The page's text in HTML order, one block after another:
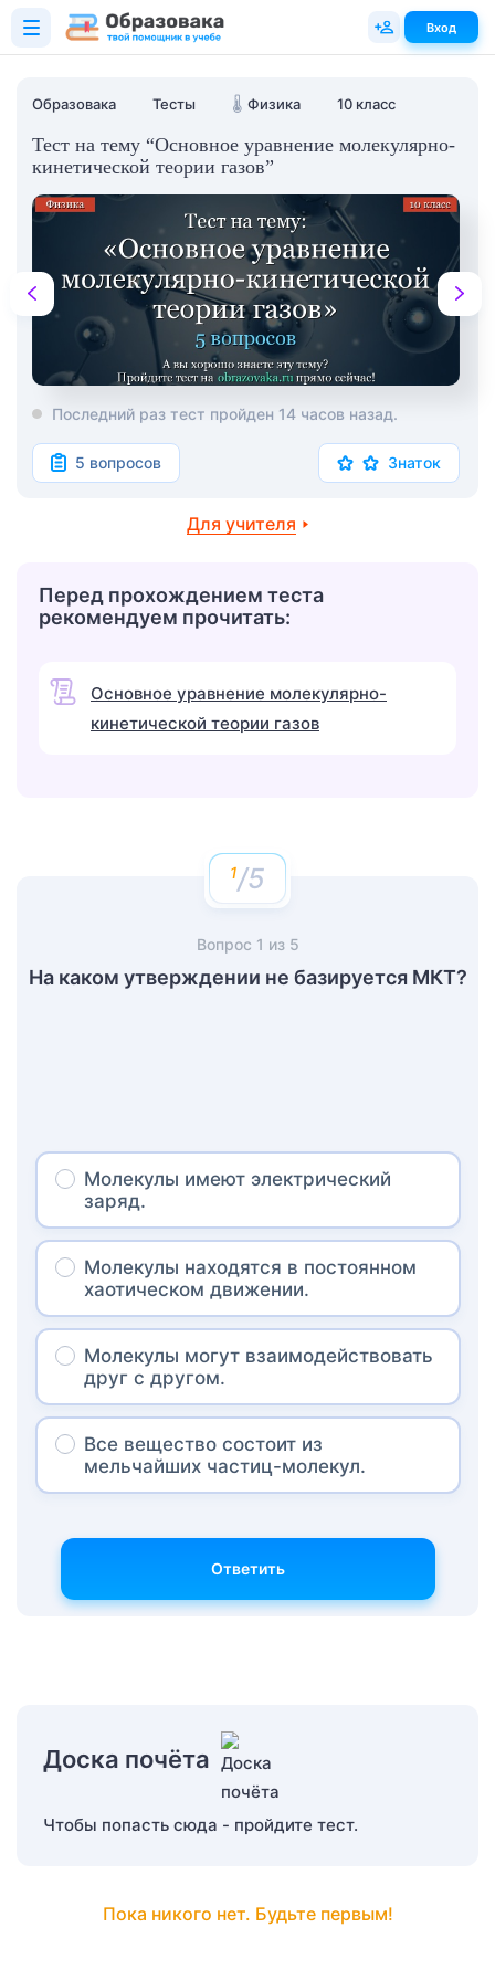
Образовака Тесты 🌡️ Физика 10 класс
Тест на тему “Основное уравнение молекулярно-
кинетической теории газов”
Последний раз тест пройден 14 часов назад.
5 вопросов Знаток
Для учителя
Перед прохождением теста
рекомендуем прочитать:
Основное уравнение молекулярно-
кинетической теории газов
/5
Вопрос 1 из 5
На каком утверждении не базируется МКТ?
Молекулы имеют электрический
заряд.
Молекулы находятся в постоянном
хаотическом движении.
Молекулы могут взаимодействовать
друг с другом.
Все вещество состоит из
мельчайших частиц-молекул.
Ответить
Доска почёта
Чтобы попасть сюда - пройдите тест.
Пока никого нет. Будьте первым!
Вход